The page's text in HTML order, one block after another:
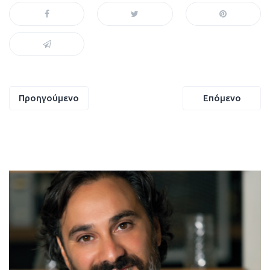
Πλοήγηση
Προηγούμενο Επόμενο